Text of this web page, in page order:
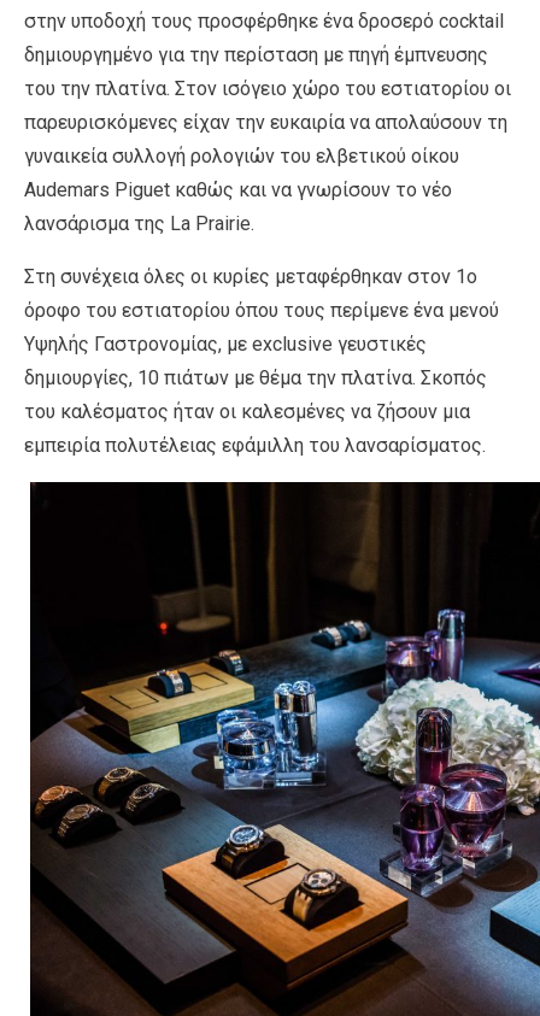
στην υποδοχή τους προσφέρθηκε ένα δροσερό cocktail
δημιουργημένο για την περίσταση με πηγή έμπνευσης
του την πλατίνα. Στον ισόγειο χώρο του εστιατορίου οι
παρευρισκόμενες είχαν την ευκαιρία να απολαύσουν τη
γυναικεία συλλογή ρολογιών του ελβετικού οίκου
Audemars Piguet καθώς και να γνωρίσουν το νέο
λανσάρισμα της La Prairie.
Στη συνέχεια όλες οι κυρίες μεταφέρθηκαν στον 1ο
όροφο του εστιατορίου όπου τους περίμενε ένα μενού
Υψηλής Γαστρονομίας, με exclusive γευστικές
δημιουργίες, 10 πιάτων με θέμα την πλατίνα. Σκοπός
του καλέσματος ήταν οι καλεσμένες να ζήσουν μια
εμπειρία πολυτέλειας εφάμιλλη του λανσαρίσματος.